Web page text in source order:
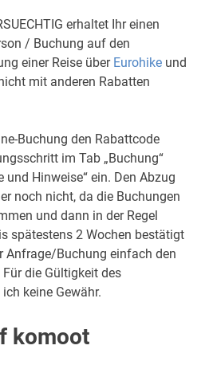
erhaltet Ihr einen
/ Buchung auf den
einer Reise über Eurohike und
mit anderen Rabatten
Buchung den Rabattcode
im Tab „Buchung“
und Hinweise“ ein. Den Abzug
noch nicht, da die Buchungen
und dann in der Regel
spätestens 2 Wochen bestätigt
Anfrage/Buchung einfach den
die Gültigkeit des
keine Gewähr.
komoot